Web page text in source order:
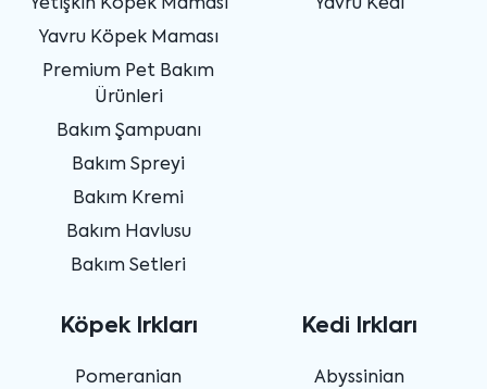
Yetişkin Köpek Maması
Yavru Köpek Maması
Premium Pet Bakım
Ürünleri
Bakım Şampuanı
Bakım Spreyi
Bakım Kremi
Bakım Havlusu
Bakım Setleri
Yavru Kedi
Köpek Irkları
Pomeranian
Kedi Irkları
Abyssinian